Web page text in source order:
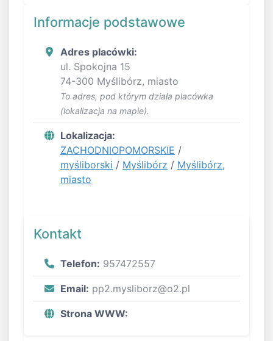
Informacje podstawowe
Adres placówki:
ul. Spokojna 15
74-300 Myślibórz, miasto
To adres, pod którym działa placówka
(lokalizacja na mapie).
Lokalizacja:
ZACHODNIOPOMORSKIE /
myśliborski / Myślibórz / Myślibórz,
miasto
Kontakt
Telefon: 957472557
Email: pp2.mysliborz@o2.pl
Strona WWW: